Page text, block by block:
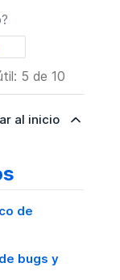
5 de 10
al inicio
de
bugs y